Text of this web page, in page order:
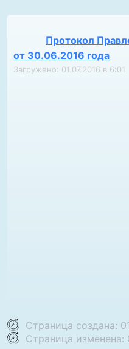
Протокол
от 30.06.2016 года
Загружено: 01.07.2016 в 6:01
Страница создана:
Страница изменена: